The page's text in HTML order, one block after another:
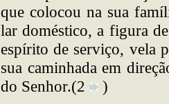
que colocou na sua
lar doméstico, a figura
espírito de serviço, vela
sua caminhada em
do Senhor.(2
)